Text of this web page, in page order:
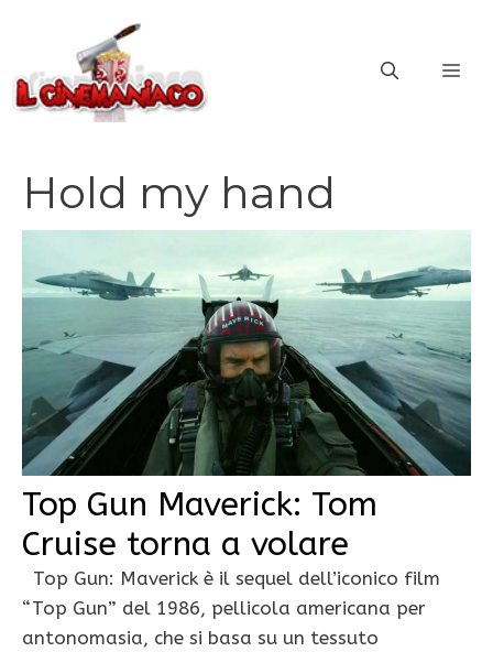
contenuto
Hold my hand
Top Gun Maverick: Tom
Cruise torna a volare
Top Gun: Maverick è il sequel dell’iconico film
“Top Gun” del 1986, pellicola americana per
antonomasia, che si basa su un tessuto